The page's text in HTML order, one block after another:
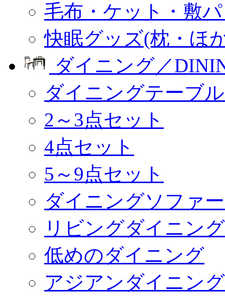
毛布・ケット・敷
快眠グッズ(枕・ほ
ダイニング／
ダイニングテーブ
2～3点セット
4点セット
5～9点セット
ダイニングソファ
リビングダイニン
低めのダイニング
アジアンダイニング